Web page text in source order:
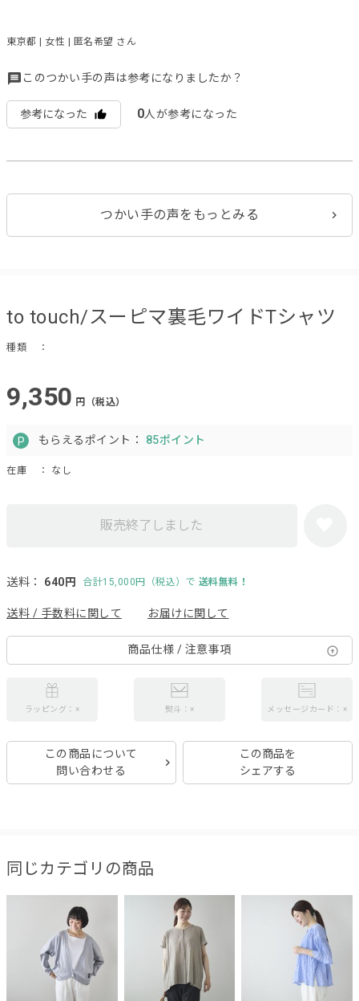
東京都 | 女性 | 匿名希望 さん
このつかい手の声は参考になりましたか？
参考になった 0人が参考になった
つかい手の声をもっとみる
to touch/スーピマ裏毛ワイドTシャツ
種類 ：
9,350 円（税込）
もらえるポイント： 85ポイント
在庫 ： なし
販売終了しました
送料： 640円 合計15,000円（税込）で 送料無料！
送料 / 手数料に関して お届けに関して
商品仕様 / 注意事項
ラッピング：× 熨斗：× メッセージカード：×
この商品について
問い合わせる
この商品を
シェアする
同じカテゴリの商品